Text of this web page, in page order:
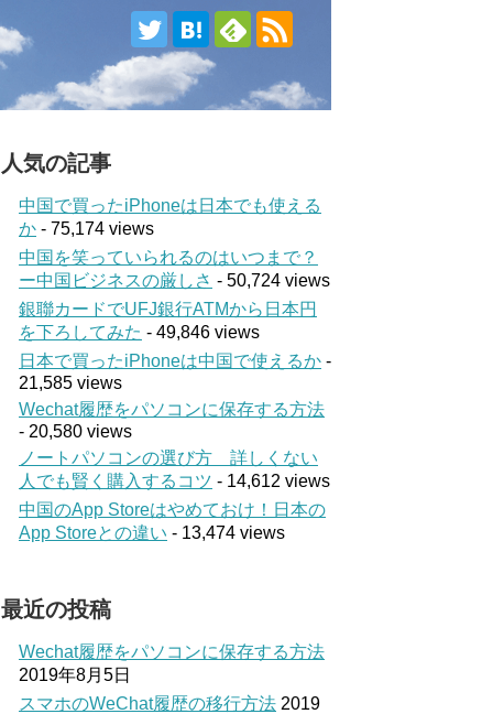
人気の記事
中国で買ったiPhoneは日本でも使える
か - 75,174 views
中国を笑っていられるのはいつまで？
ー中国ビジネスの厳しさ - 50,724 views
銀聯カードでUFJ銀行ATMから日本円
を下ろしてみた - 49,846 views
日本で買ったiPhoneは中国で使えるか -
21,585 views
Wechat履歴をパソコンに保存する方法
- 20,580 views
ノートパソコンの選び方 詳しくない
人でも賢く購入するコツ - 14,612 views
中国のApp Storeはやめておけ！日本の
App Storeとの違い - 13,474 views
最近の投稿
Wechat履歴をパソコンに保存する方法
2019年8月5日
スマホのWeChat履歴の移行方法 2019